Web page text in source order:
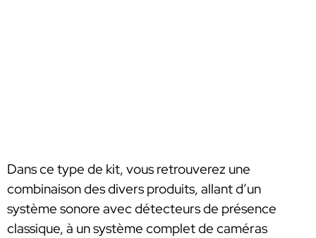
Dans ce type de kit, vous retrouverez une
combinaison des divers produits, allant d’un
système sonore avec détecteurs de présence
classique, à un système complet de caméras